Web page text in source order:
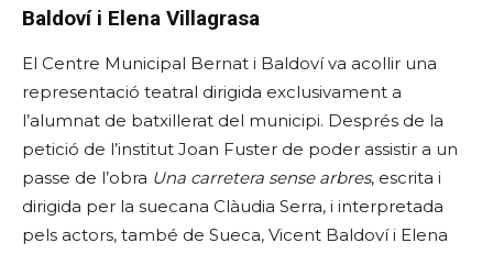
Baldoví i Elena Villagrasa
El Centre Municipal Bernat i Baldoví va acollir una
representació teatral dirigida exclusivament a
l’alumnat de batxillerat del municipi. Després de la
petició de l’institut Joan Fuster de poder assistir a un
passe de l’obra Una carretera sense arbres, escrita i
dirigida per la suecana Clàudia Serra, i interpretada
pels actors, també de Sueca, Vicent Baldoví i Elena